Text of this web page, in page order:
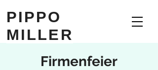
PIPPO
MILLER
Firmenfeier